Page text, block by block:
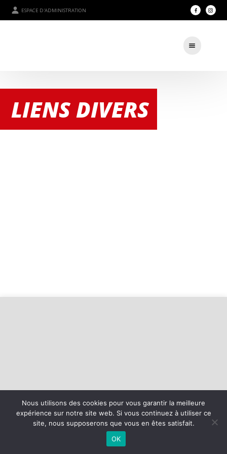
ESPACE D'ADMINISTRATION
LIENS DIVERS
©2026 - Bellegarde Sports | Site internet réalisé par
MENTIONS LÉGALES
Nous utilisons des cookies pour vous garantir la meilleure
expérience sur notre site web. Si vous continuez à utiliser ce
site, nous supposerons que vous en êtes satisfait.
OK